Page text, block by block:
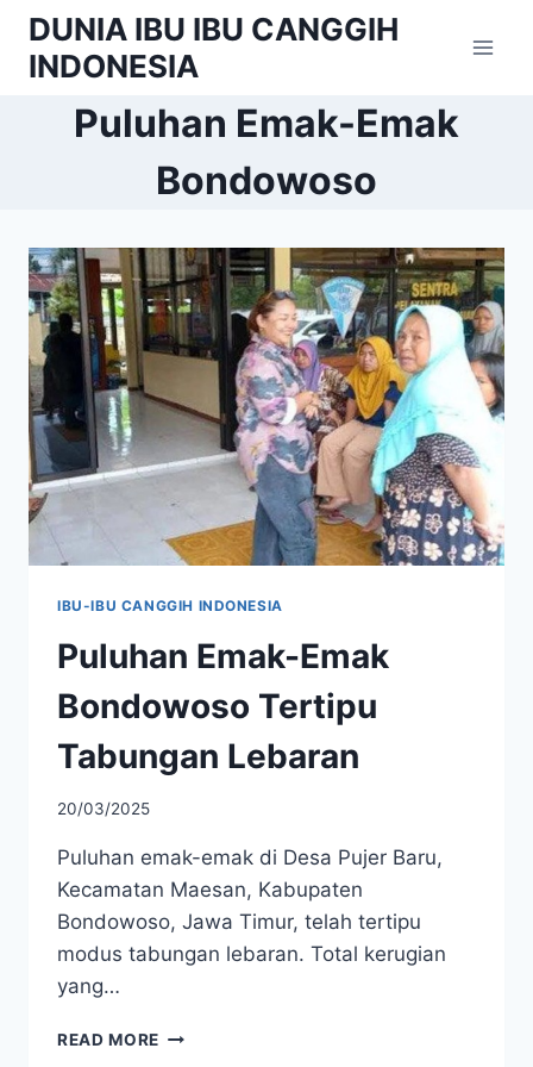
Skip
content
DUNIA IBU IBU CANGGIH
INDONESIA
Puluhan Emak-Emak
Bondowoso
IBU-IBU CANGGIH INDONESIA
Puluhan Emak-Emak
Bondowoso Tertipu
Tabungan Lebaran
20/03/2025
Puluhan emak-emak di Desa Pujer Baru,
Kecamatan Maesan, Kabupaten
Bondowoso, Jawa Timur, telah tertipu
modus tabungan lebaran. Total kerugian
yang…
READ MORE PULUHAN